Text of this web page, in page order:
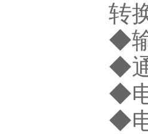
转
◆
◆
◆
◆